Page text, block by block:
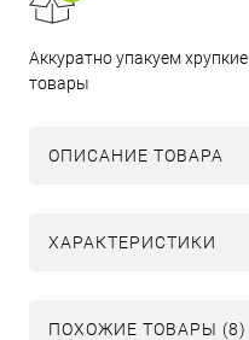
Аккуратно упакуем хрупкие
товары
ОПИСАНИЕ ТОВАРА
ХАРАКТЕРИСТИКИ
ПОХОЖИЕ ТОВАРЫ (8)